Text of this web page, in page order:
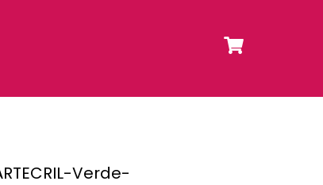
Verde-